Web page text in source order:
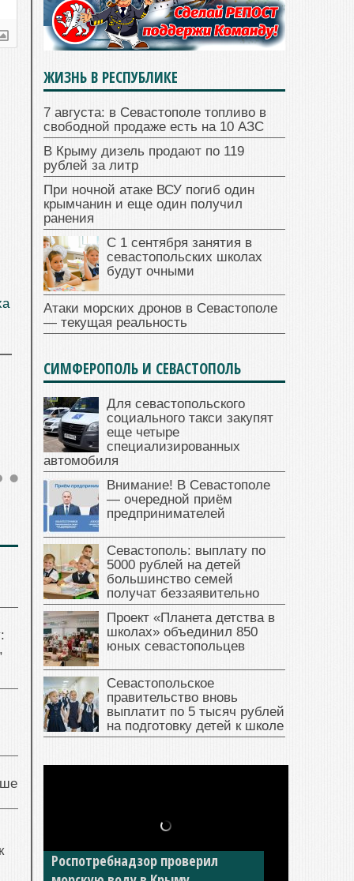
ЖИЗНЬ В РЕСПУБЛИКЕ
7 августа: в Севастополе топливо в
свободной продаже есть на 10 АЗС
В Крыму дизель продают по 119
рублей за литр
При ночной атаке ВСУ погиб один
крымчанин и еще один получил
ранения
С 1 сентября занятия в
севастопольских школах
будут очными
Атаки морских дронов в Севастополе
— текущая реальность
СИМФЕРОПОЛЬ И СЕВАСТОПОЛЬ
Для севастопольского
социального такси закупят
еще четыре
специализированных
автомобиля
Внимание! В Севастополе
— очередной приём
предпринимателей
Севастополь: выплату по
5000 рублей на детей
большинство семей
получат беззаявительно
Проект «Планета детства в
школах» объединил 850
юных севастопольцев
Севастопольское
правительство вновь
выплатит по 5 тысяч рублей
на подготовку детей к школе
Роспотребнадзор проверил